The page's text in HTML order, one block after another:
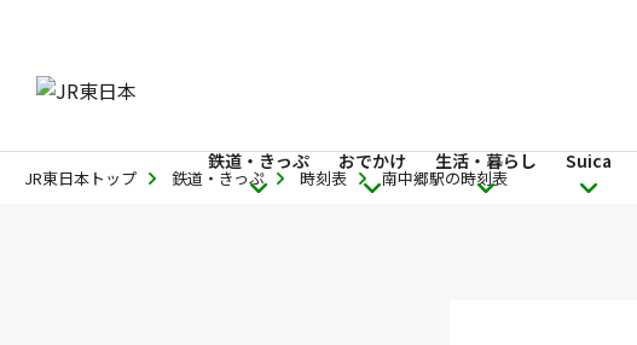
鉄道・きっぷ おでかけ 生活・暮らし Suica
JR東日本トップ 鉄道・きっぷ 時刻表 南中郷駅の時刻表